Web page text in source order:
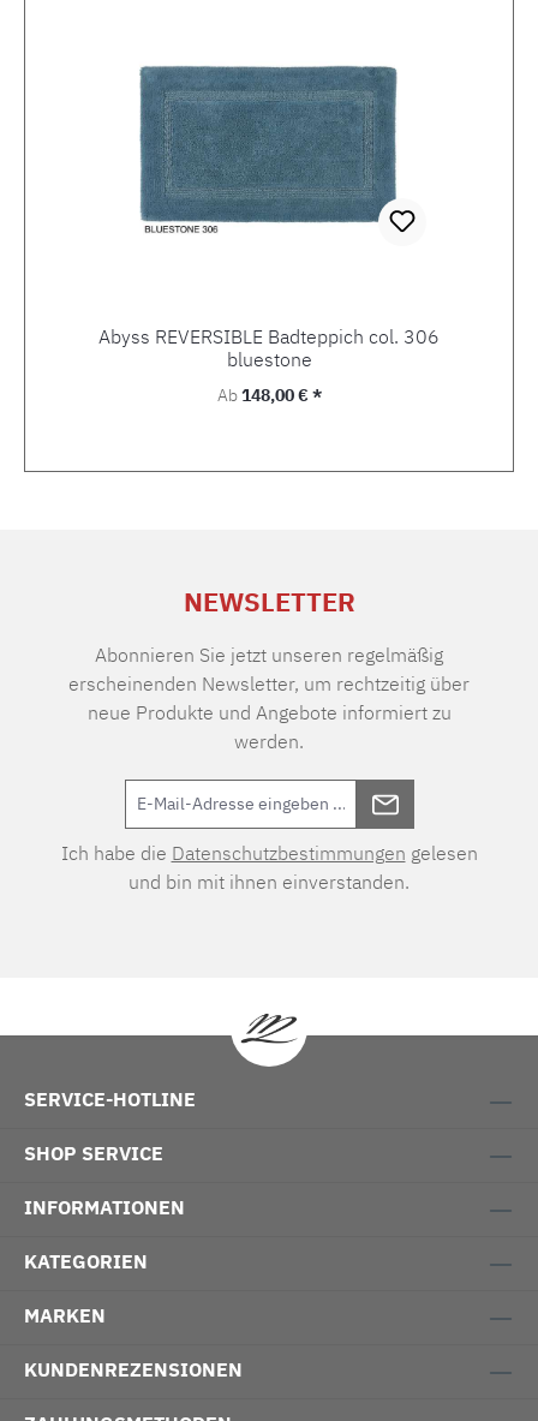
Abyss REVERSIBLE Badteppich col. 306
bluestone
Regulärer Preis:
Ab148,00 € *
NEWSLETTER
Abonnieren Sie jetzt unseren regelmäßig
erscheinenden Newsletter, um rechtzeitig über
neue Produkte und Angebote informiert zu
werden.
Ich habe die Datenschutzbestimmungen gelesen
und bin mit ihnen einverstanden.
SERVICE-HOTLINE
SHOP SERVICE
INFORMATIONEN
KATEGORIEN
MARKEN
KUNDENREZENSIONEN